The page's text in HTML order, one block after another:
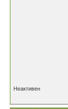
Неактивен